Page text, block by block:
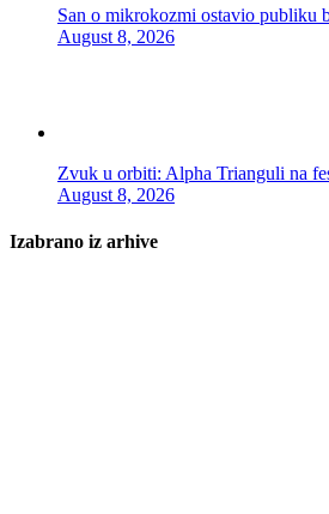
San o mikrokozmi ostavio publiku
August 8, 2026
Zvuk u orbiti: Alpha Trianguli na
August 8, 2026
Izabrano iz arhive